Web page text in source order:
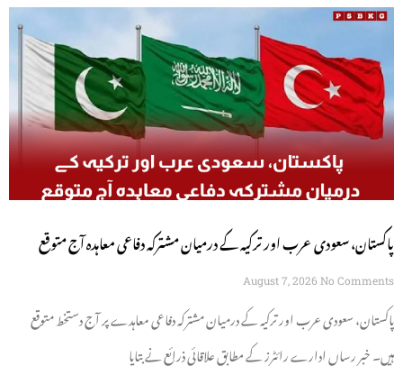
پاکستان، سعودی عرب اور ترکیہ کے درمیان مشترکہ دفاعی معاہدہ آج متوقع
August 7, 2026 No Comments
پاکستان، سعودی عرب اور ترکیہ کے درمیان مشترکہ دفاعی معاہدے پر آج دستخط متوقع
ہیں۔ خبر رساں ادارے رائٹرز کے مطابق علاقائی ذرائع نے بتایا